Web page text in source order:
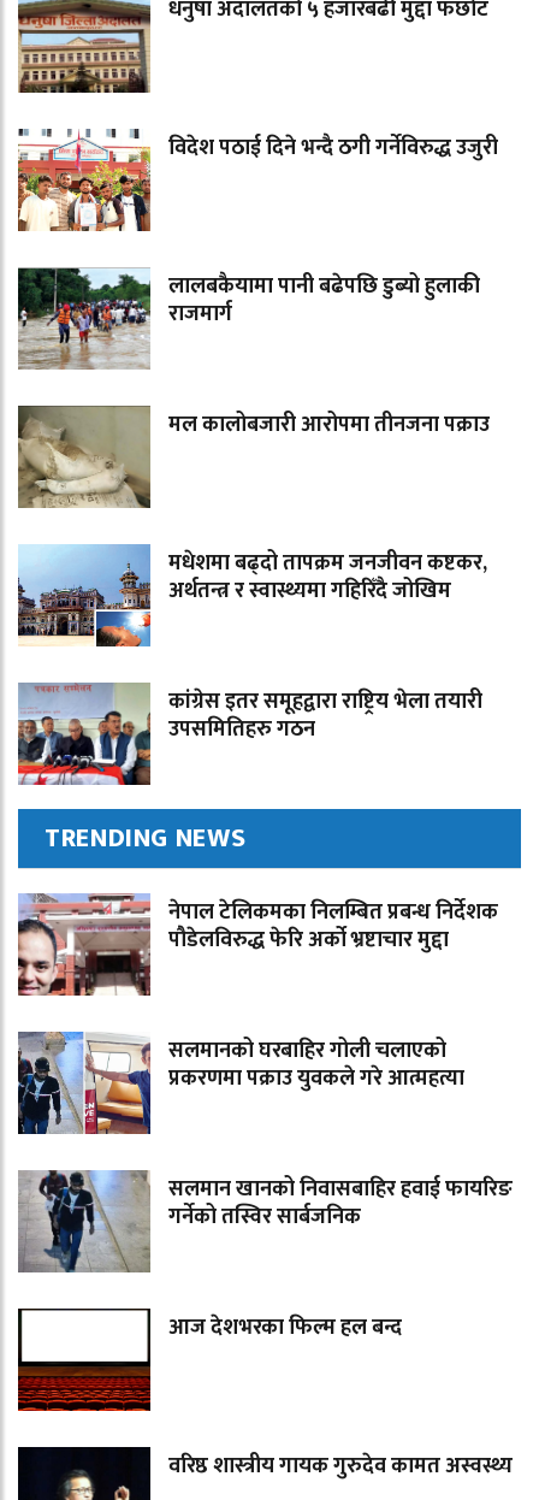
धनुषा अदालतको ५ हजारबढी मुद्दा फर्छोट
विदेश पठाई दिने भन्दै ठगी गर्नेविरुद्ध उजुरी
लालबकैयामा पानी बढेपछि डुब्यो हुलाकी
राजमार्ग
मल कालोबजारी आरोपमा तीनजना पक्राउ
मधेशमा बढ्दो तापक्रम जनजीवन कष्टकर,
अर्थतन्त्र र स्वास्थ्यमा गहिरिँदै जोखिम
कांग्रेस इतर समूहद्वारा राष्ट्रिय भेला तयारी
उपसमितिहरु गठन
TRENDING NEWS
नेपाल टेलिकमका निलम्बित प्रबन्ध निर्देशक
पौडेलविरुद्ध फेरि अर्को भ्रष्टाचार मुद्दा
सलमानको घरबाहिर गोली चलाएको
प्रकरणमा पक्राउ युवकले गरे आत्महत्या
सलमान खानको निवासबाहिर हवाई फायरिङ
गर्नेको तस्विर सार्बजनिक
आज देशभरका फिल्म हल बन्द
वरिष्ठ शास्त्रीय गायक गुरुदेव कामत अस्वस्थ्य